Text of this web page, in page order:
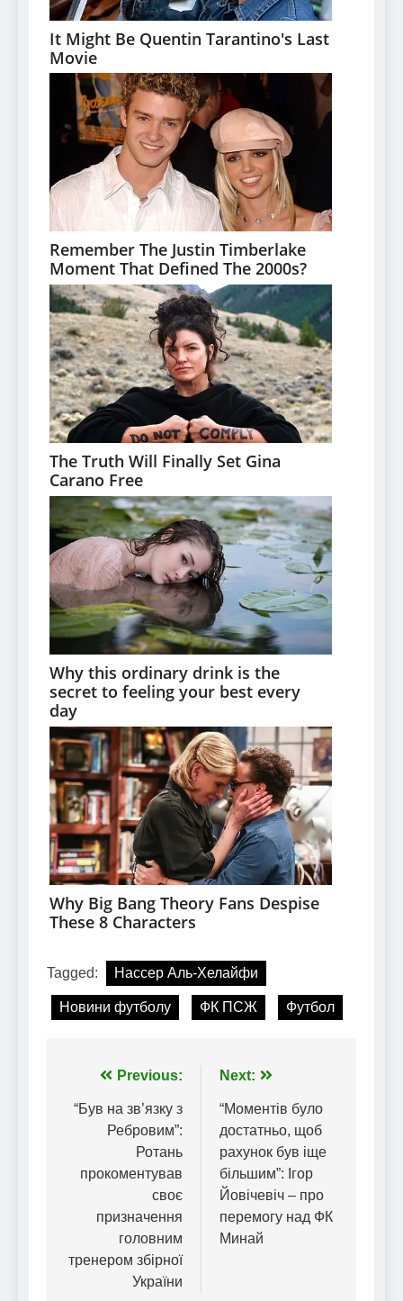
Tagged: Нассер Аль-Хелайфи
Новини футболу ФК ПСЖ Футбол
Навігація
записів
Previous:
“Був на зв’язку з
Ребровим”:
Ротань
прокоментував
своє
призначення
головним
тренером збірної
України
Next:
“Моментів було
достатньо, щоб
рахунок був іще
більшим”: Ігор
Йовічевіч – про
перемогу над ФК
Минай